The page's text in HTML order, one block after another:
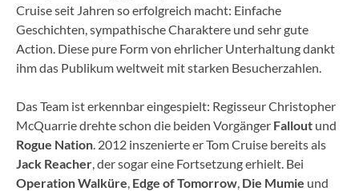
Cruise seit Jahren so erfolgreich macht: Einfache
Geschichten, sympathische Charaktere und sehr gute
Action. Diese pure Form von ehrlicher Unterhaltung dankt
ihm das Publikum weltweit mit starken Besucherzahlen.
Das Team ist erkennbar eingespielt: Regisseur Christopher
McQuarrie drehte schon die beiden Vorgänger Fallout und
Rogue Nation. 2012 inszenierte er Tom Cruise bereits als
Jack Reacher, der sogar eine Fortsetzung erhielt. Bei
Operation Walküre, Edge of Tomorrow, Die Mumie und